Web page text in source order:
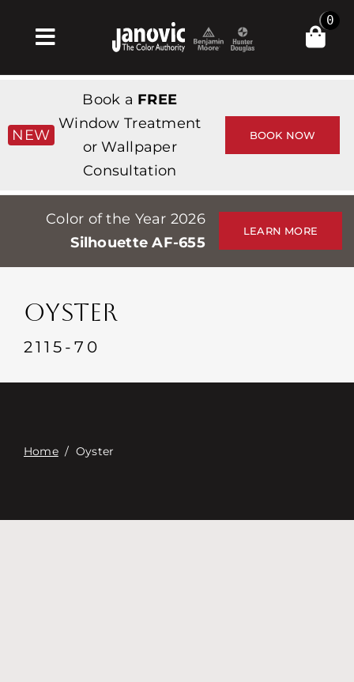
Toggle
Navigation
Products & Services
Магазин
Professionals
Stores
События
Связаться с
0
NEW
Book a FREE
Window Treatment
or Wallpaper
Consultation
BOOK NOW
Color of the Year 2026
Silhouette AF-655
LEARN MORE
OYSTER
2115-70
Home/ Oyster